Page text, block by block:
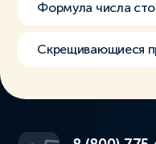
Формула числа
Скрещивающиеся